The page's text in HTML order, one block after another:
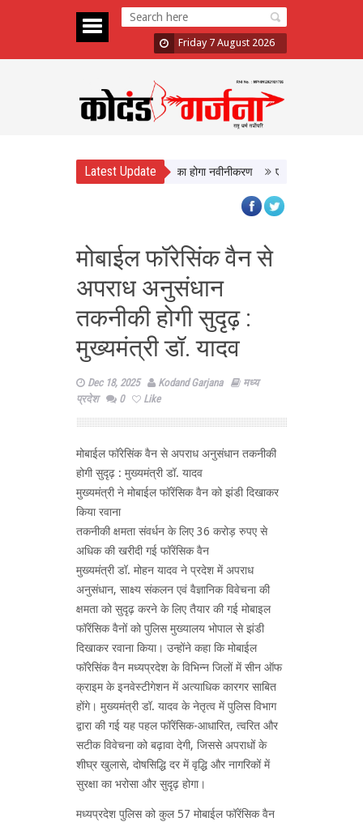
Friday 7 August 2026
Latest Update
मिलेगी बेहतर सुविधा, Hidden Pull का होगा नवीनीकरण एमपी टूरिज्म बोर्ड और
मोबाईल फॉरेसिंक वैन से
अपराध अनुसंधान
तकनीकी होगी सुदृढ़ :
मुख्यमंत्री डॉ. यादव
Dec 18, 2025 Kodand Garjana
मध्य
प्रदेश
0 Like
मोबाईल फॉरेसिंक वैन से अपराध अनुसंधान तकनीकी
होगी सुदृढ़ : मुख्यमंत्री डॉ. यादव
मुख्यमंत्री ने मोबाईल फॉरेंसिक वैन को झंडी दिखाकर
किया रवाना
तकनीकी क्षमता संवर्धन के लिए 36 करोड़ रुपए से
अधिक की खरीदी गई फॉरेंसिक वैन
मुख्यमंत्री डॉ. मोहन यादव ने प्रदेश में अपराध
अनुसंधान, साक्ष्य संकलन एवं वैज्ञानिक विवेचना की
क्षमता को सुदृढ़ करने के लिए तैयार की गई मोबाइल
फॉरेंसिक वैनों को पुलिस मुख्यालय भोपाल से झंडी
दिखाकर रवाना किया। उन्होंने कहा कि मोबाईल
फॉरेसिंक वैन मध्यप्रदेश के विभिन्न जिलों में सीन ऑफ
क्राइम के इनवेस्टीगेशन में अत्याधिक कारगर साबित
होंगे। मुख्यमंत्री डॉ. यादव के नेतृत्व में पुलिस विभाग
द्वारा की गई यह पहल फॉरेंसिक-आधारित, त्वरित और
सटीक विवेचना को बढ़ावा देगी, जिससे अपराधों के
शीघ्र खुलासे, दोषसिद्धि दर में वृद्धि और नागरिकों में
सुरक्षा का भरोसा और सुदृढ़ होगा।
मध्यप्रदेश पुलिस को कुल 57 मोबाईल फॉरेंसिक वैन